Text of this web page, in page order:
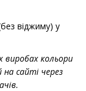
віджиму) у
кольори
сайті через